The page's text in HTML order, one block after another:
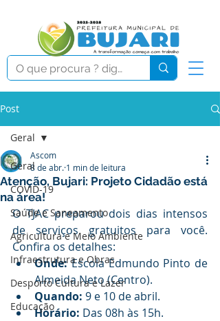
Post
Geral
COVID-19
Saúde e Saneamento
Agricultura e Meio Ambiente
Infraestrutura e Obras
Desporto Cultura e Lazer
Educação
Geral
Atenção, Bujari: Projeto Cidadão está
na área!
Ascom
8 de abr. 1 min de leitura
O TJAC preparou dois dias intensos
de serviços gratuitos para você.
Confira os detalhes:
Onde: Escola Edmundo Pinto de
Almeida Neto (Centro).
Quando: 9 e 10 de abril.
Horário: Das 08h às 15h.